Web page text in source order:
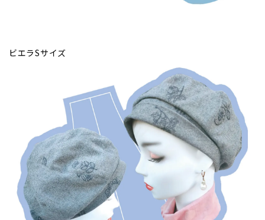
ビエラSサイズ